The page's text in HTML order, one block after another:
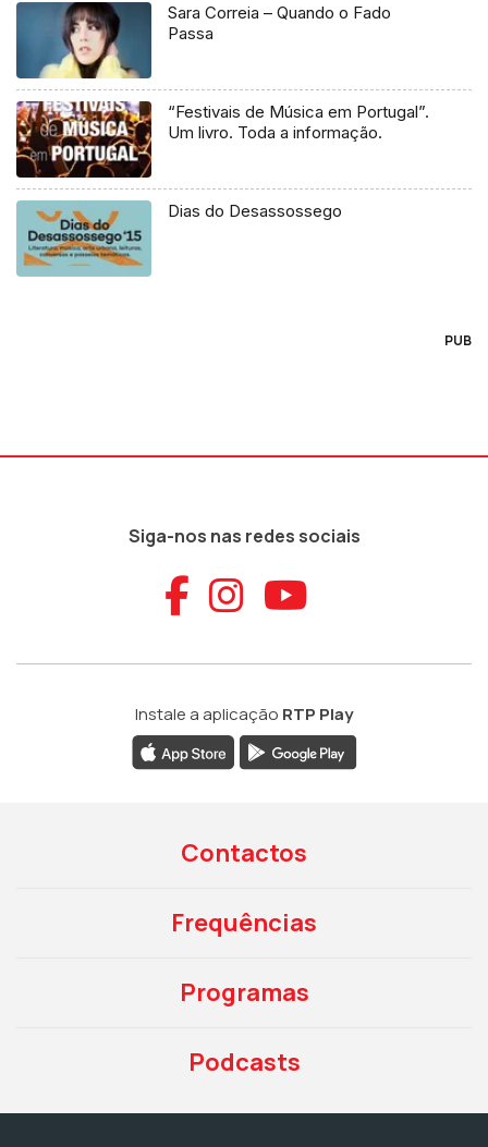
Sara Correia – Quando o Fado
Passa
“Festivais de Música em Portugal”.
Um livro. Toda a informação.
Dias do Desassossego
PUB
Siga-nos nas redes sociais
Aceder ao
Aceder ao
Aceder
Instale a aplicação RTP Play
Contactos
Frequências
Programas
Podcasts